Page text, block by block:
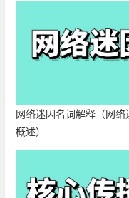
网络迷因名词解释（网络
概述）